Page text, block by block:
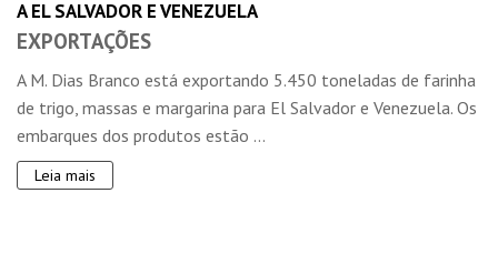
A EL SALVADOR E VENEZUELA
EXPORTAÇÕES
A M. Dias Branco está exportando 5.450 toneladas de farinha
de trigo, massas e margarina para El Salvador e Venezuela. Os
embarques dos produtos estão ...
Leia mais